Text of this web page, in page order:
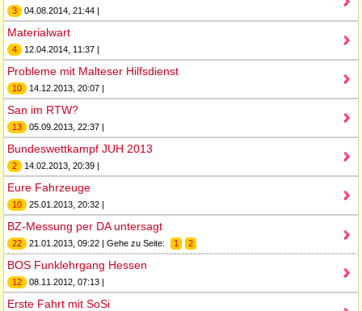
3 04.08.2014, 21:44 |
Materialwart
4 12.04.2014, 11:37 |
Probleme mit Malteser Hilfsdienst
10 14.12.2013, 20:07 |
San im RTW?
13 05.09.2013, 22:37 |
Bundeswettkampf JUH 2013
2 14.02.2013, 20:39 |
Eure Fahrzeuge
10 25.01.2013, 20:32 |
BZ-Messung per DA untersagt
22 21.01.2013, 09:22 | Gehe zu Seite: 1 2
BOS Funklehrgang Hessen
12 08.11.2012, 07:13 |
Erste Fahrt mit SoSi